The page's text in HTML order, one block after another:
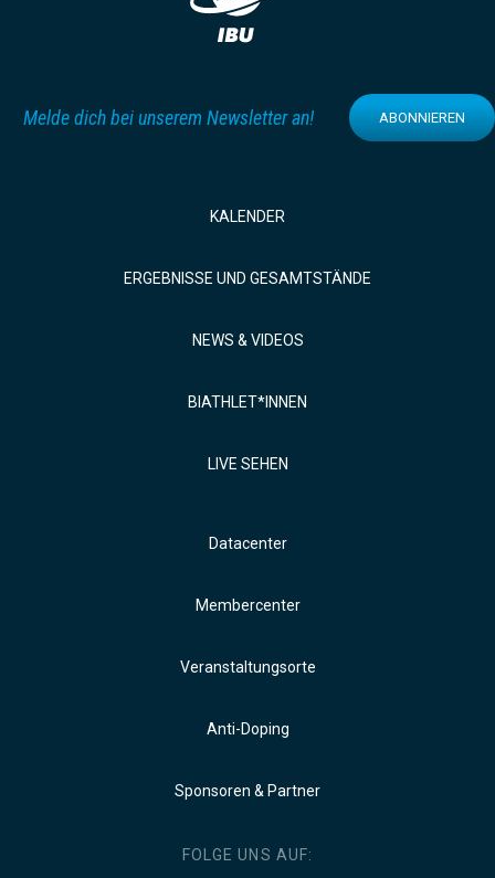
Melde dich bei unserem Newsletter an! ABONNIEREN
KALENDER
ERGEBNISSE UND GESAMTSTÄNDE
NEWS & VIDEOS
BIATHLET*INNEN
LIVE SEHEN
Datacenter
Membercenter
Veranstaltungsorte
Anti-Doping
Sponsoren & Partner
FOLGE UNS AUF: